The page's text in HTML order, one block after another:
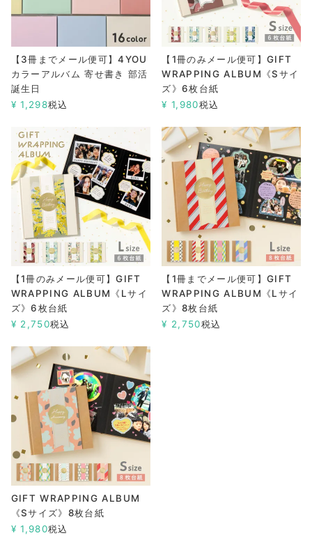
【3冊までメール便可】4YOU
カラーアルバム 寄せ書き 部活
誕生日
¥ 1,298税込
【1冊のみメール便可】GIFT
WRAPPING ALBUM《Sサイ
ズ》6枚台紙
¥ 1,980税込
【1冊のみメール便可】GIFT
WRAPPING ALBUM《Lサイ
ズ》6枚台紙
¥ 2,750税込
【1冊までメール便可】GIFT
WRAPPING ALBUM《Lサイ
ズ》8枚台紙
¥ 2,750税込
GIFT WRAPPING ALBUM
《Sサイズ》8枚台紙
¥ 1,980税込